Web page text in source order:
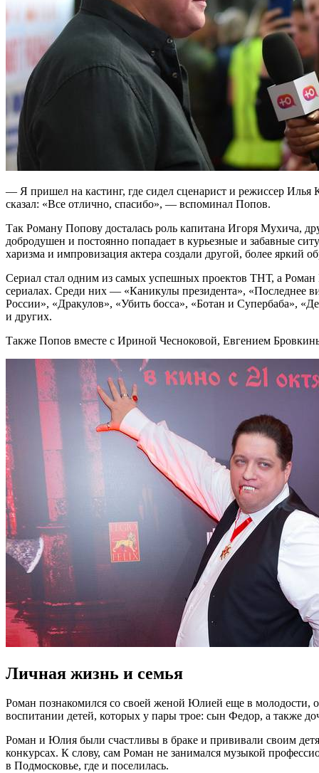
— Я пришел на кастинг, где сидел сценарист и режиссер Илья
сказал: «Все отлично, спасибо», — вспоминал Попов.
Так Роману Попову досталась роль капитана Игоря Мухича,
добродушен и постоянно попадает в курьезные и забавные
харизма и импровизация актера создали другой, более яркий
Сериал стал одним из самых успешных проектов ТНТ, а
сериалах. Среди них — «Каникулы президента», «Последнее
России», «Дракулов», «Убить босса», «Ботан и Супербаба»,
и других.
Также Попов вместе с Ириной Чесноковой, Евгением
Личная жизнь и семья
Роман познакомился со своей женой Юлией еще в молодости,
воспитании детей, которых у пары трое: сын Федор, а также
Роман и Юлия были счастливы в браке и прививали своим
конкурсах. К слову, сам Роман не занимался музыкой
в Подмосковье, где и поселилась.